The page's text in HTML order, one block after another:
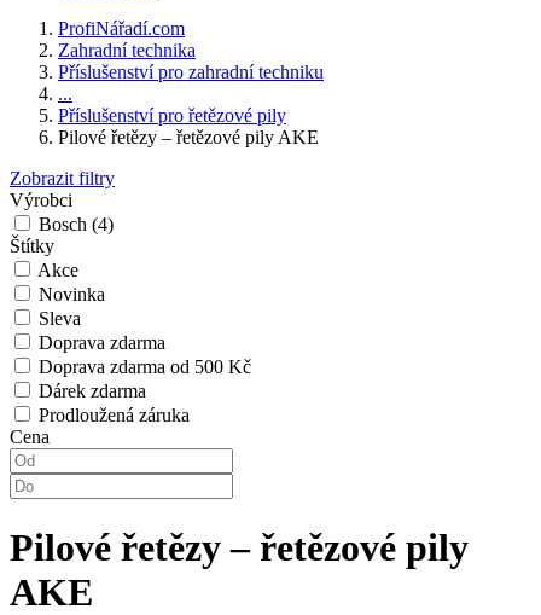
ProfiNářadí.com
Zahradní technika
Příslušenství pro zahradní techniku
...
Příslušenství pro řetězové pily
Pilové řetězy – řetězové pily AKE
Zobrazit filtry
Výrobci
Bosch (4)
Štítky
Akce
Novinka
Sleva
Doprava zdarma
Doprava zdarma od 500 Kč
Dárek zdarma
Prodloužená záruka
Cena
Pilové řetězy – řetězové pily
AKE